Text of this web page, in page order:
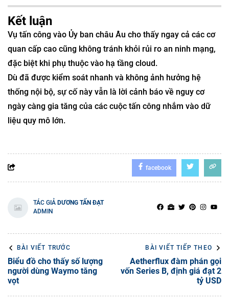
Kết luận
Vụ tấn công vào Ủy ban châu Âu cho thấy ngay cả các cơ
quan cấp cao cũng không tránh khỏi rủi ro an ninh mạng,
đặc biệt khi phụ thuộc vào hạ tầng cloud.
Dù đã được kiểm soát nhanh và không ảnh hưởng hệ
thống nội bộ, sự cố này vẫn là lời cảnh báo về nguy cơ
ngày càng gia tăng của các cuộc tấn công nhắm vào dữ
liệu quy mô lớn.
facebook
TÁC GIẢ DƯƠNG TẤN ĐẠT
ADMIN
BÀI VIẾT TRƯỚC
Biểu đồ cho thấy số lượng
người dùng Waymo tăng
vọt
BÀI VIẾT TIẾP THEO
Aetherflux đàm phán gọi
vốn Series B, định giá đạt 2
tỷ USD